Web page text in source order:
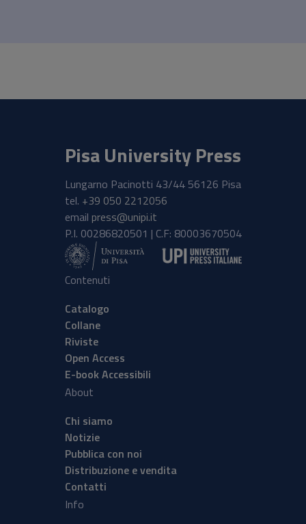
Pisa University Press
Lungarno Pacinotti 43/44 56126 Pisa
tel. +39 050 2212056
email press@unipi.it
P.I. 00286820501 | C.F: 80003670504
Contenuti
Catalogo
Collane
Riviste
Open Access
E-book Accessibili
About
Chi siamo
Notizie
Pubblica con noi
Distribuzione e vendita
Contatti
Info